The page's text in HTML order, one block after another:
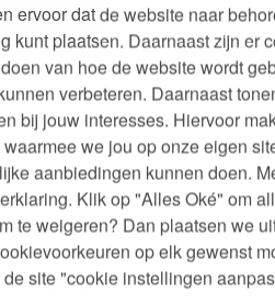
ervoor dat de website naar
kunt plaatsen. Daarnaast zijn er
van hoe de website wordt
verbeteren. Daarnaast
bij jouw interesses. Hiervoor
we jou op onze eigen
aanbiedingen kunnen doen.
Klik op "Alles Oké" om
te weigeren? Dan plaatsen we
op elk gewenst
site "cookie instellingen